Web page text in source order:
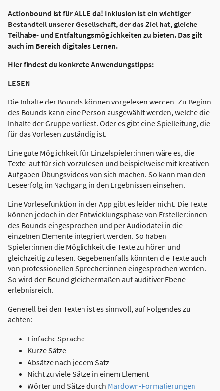
Actionbound ist für ALLE da! Inklusion ist ein wichtiger
Bestandteil unserer Gesellschaft, der das Ziel hat, gleiche
Teilhabe- und Entfaltungsmöglichkeiten zu bieten. Das gilt
auch im Bereich digitales Lernen.
Hier findest du konkrete Anwendungstipps:
LESEN
Die Inhalte der Bounds können vorgelesen werden. Zu Beginn
des Bounds kann eine Person ausgewählt werden, welche die
Inhalte der Gruppe vorliest. Oder es gibt eine Spielleitung, die
für das Vorlesen zuständig ist.
Eine gute Möglichkeit für Einzelspieler:innen wäre es, die
Texte laut für sich vorzulesen und beispielweise mit kreativen
Aufgaben Übungsvideos von sich machen. So kann man den
Leseerfolg im Nachgang in den Ergebnissen einsehen.
Eine Vorlesefunktion in der App gibt es leider nicht. Die Texte
können jedoch in der Entwicklungsphase von Ersteller:innen
des Bounds eingesprochen und per Audiodatei in die
einzelnen Elemente integriert werden. So haben
Spieler:innen die Möglichkeit die Texte zu hören und
gleichzeitig zu lesen. Gegebenenfalls könnten die Texte auch
von professionellen Sprecher:innen eingesprochen werden.
So wird der Bound gleichermaßen auf auditiver Ebene
erlebnisreich.
Generell bei den Texten ist es sinnvoll, auf Folgendes zu
achten:
Einfache Sprache
Kurze Sätze
Absätze nach jedem Satz
Nicht zu viele Sätze in einem Element
Wörter und Sätze durch Mardown-Formatierungen